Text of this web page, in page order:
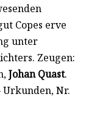
Copes erve
unter
Zeugen:
Johan Quast.
Nr.